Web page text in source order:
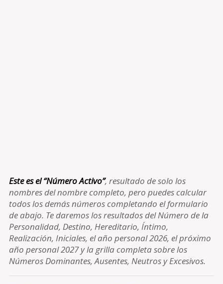
Este es el “Número Activo”, resultado de solo los
nombres del nombre completo, pero puedes calcular
todos los demás números completando el formulario
de abajo. Te daremos los resultados del Número de la
Personalidad, Destino, Hereditario, Íntimo,
Realización, Iniciales, el año personal 2026, el próximo
año personal 2027 y la grilla completa sobre los
Números Dominantes, Ausentes, Neutros y Excesivos.